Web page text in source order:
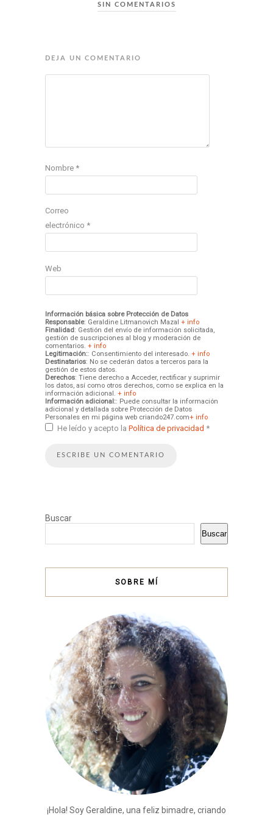
SIN COMENTARIOS
DEJA UN COMENTARIO
Nombre *
Correo
electrónico *
Web
Información básica sobre Protección de Datos
Responsable: Geraldine Litmanovich Mazal + info
Finalidad: Gestión del envío de información solicitada,
gestión de suscripciones al blog y moderación de
comentarios. + info
Legitimación:: Consentimiento del interesado. + info
Destinatarios: No se cederán datos a terceros para la
gestión de estos datos.
Derechos: Tiene derecho a Acceder, rectificar y suprimir
los datos, así como otros derechos, como se explica en la
información adicional. + info
Información adicional:: Puede consultar la información
adicional y detallada sobre Protección de Datos
Personales en mi página web criando247.com+ info
He leído y acepto la Política de privacidad *
Buscar
Buscar
SOBRE MÍ
¡Hola! Soy Geraldine, una feliz bimadre, criando